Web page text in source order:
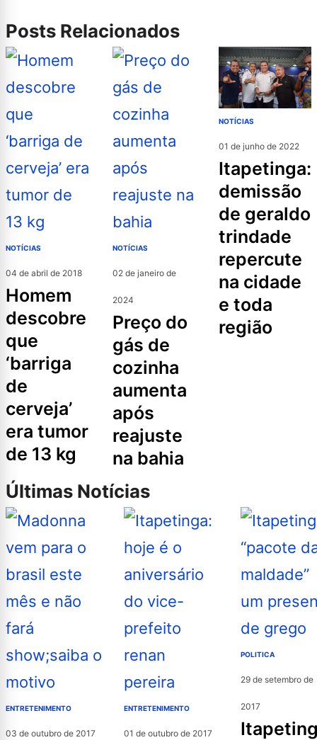
Posts Relacionados
NOTÍCIAS
04 de abril de 2018
homem
descobre
que
‘barriga
de
cerveja’
era tumor
de 13 kg
NOTÍCIAS
02 de janeiro de
2024
preço do
gás de
cozinha
aumenta
após
reajuste
na bahia
NOTÍCIAS
01 de junho de 2022
itapetinga:
demissão
de geraldo
trindade
repercute
na cidade
e toda
região
Últimas Notícias
ENTRETENIMENTO
03 de outubro de 2017
ENTRETENIMENTO
01 de outubro de 2017
POLITICA
29 de setembro de
2017
itapetinga: